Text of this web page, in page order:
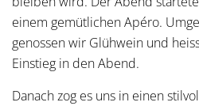
einem gemütlichen Apéro.
genossen wir Glühwein und
Einstieg in den Abend.
Danach zog es uns in einen